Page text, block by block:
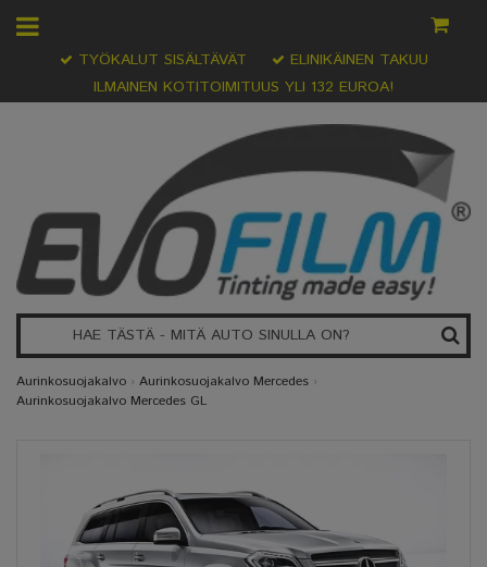
ILMAINEN KOTITOIMITUUS YLI 132 EUROA!
TYÖKALUT SISÄLTÄVÄT ELINIKÄINEN TAKUU
Aurinkosuojakalvo › Aurinkosuojakalvo Mercedes ›
Aurinkosuojakalvo Mercedes GL